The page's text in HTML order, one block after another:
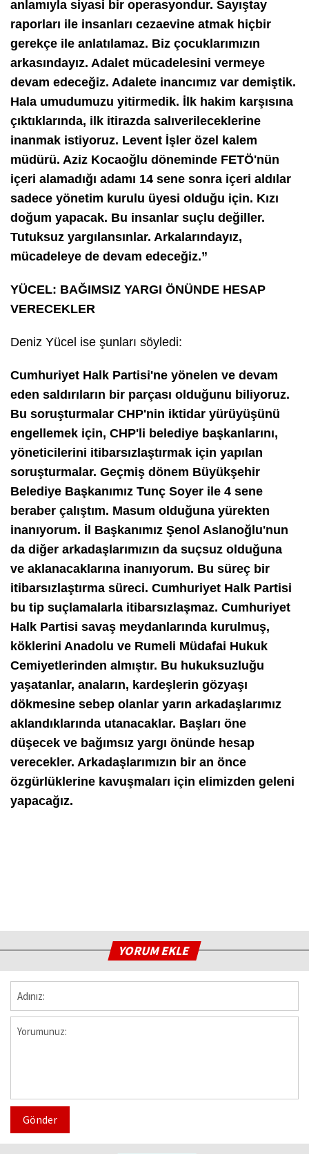
anlamıyla siyasi bir operasyondur. Sayıştay
raporları ile insanları cezaevine atmak hiçbir
gerekçe ile anlatılamaz. Biz çocuklarımızın
arkasındayız. Adalet mücadelesini vermeye
devam edeceğiz. Adalete inancımız var demiştik.
Hala umudumuzu yitirmedik. İlk hakim karşısına
çıktıklarında, ilk itirazda salıverileceklerine
inanmak istiyoruz. Levent İşler özel kalem
müdürü. Aziz Kocaoğlu döneminde FETÖ'nün
içeri alamadığı adamı 14 sene sonra içeri aldılar
sadece yönetim kurulu üyesi olduğu için. Kızı
doğum yapacak. Bu insanlar suçlu değiller.
Tutuksuz yargılansınlar. Arkalarındayız,
mücadeleye de devam edeceğiz.”
YÜCEL: BAĞIMSIZ YARGI ÖNÜNDE HESAP
VERECEKLER
Deniz Yücel ise şunları söyledi:
Cumhuriyet Halk Partisi'ne yönelen ve devam
eden saldırıların bir parçası olduğunu biliyoruz.
Bu soruşturmalar CHP'nin iktidar yürüyüşünü
engellemek için, CHP'li belediye başkanlarını,
yöneticilerini itibarsızlaştırmak için yapılan
soruşturmalar. Geçmiş dönem Büyükşehir
Belediye Başkanımız Tunç Soyer ile 4 sene
beraber çalıştım. Masum olduğuna yürekten
inanıyorum. İl Başkanımız Şenol Aslanoğlu'nun
da diğer arkadaşlarımızın da suçsuz olduğuna
ve aklanacaklarına inanıyorum. Bu süreç bir
itibarsızlaştırma süreci. Cumhuriyet Halk Partisi
bu tip suçlamalarla itibarsızlaşmaz. Cumhuriyet
Halk Partisi savaş meydanlarında kurulmuş,
köklerini Anadolu ve Rumeli Müdafai Hukuk
Cemiyetlerinden almıştır. Bu hukuksuzluğu
yaşatanlar, anaların, kardeşlerin gözyaşı
dökmesine sebep olanlar yarın arkadaşlarımız
aklandıklarında utanacaklar. Başları öne
düşecek ve bağımsız yargı önünde hesap
verecekler. Arkadaşlarımızın bir an önce
özgürlüklerine kavuşmaları için elimizden geleni
yapacağız.
YORUM EKLE
Gönder